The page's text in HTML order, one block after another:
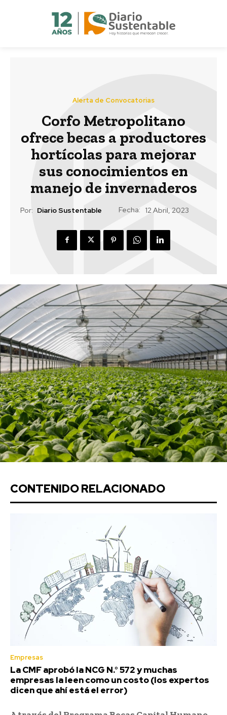
Alerta de Convocatorias
Corfo Metropolitano
ofrece becas a productores
hortícolas para mejorar
sus conocimientos en
manejo de invernaderos
Por: Diario Sustentable Fecha: 12 Abril, 2023
CONTENIDO RELACIONADO
Empresas
La CMF aprobó la NCG N.° 572 y muchas
empresas la leen como un costo (los expertos
dicen que ahí está el error)